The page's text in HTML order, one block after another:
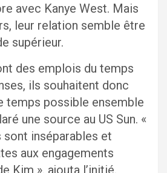
avec Kanye West. Mais
leur relation semble être
supérieur.
des emplois du temps
ils souhaitent donc
temps possible ensemble
une source au US Sun. «
sont inséparables et
aux engagements
Kim », ajouta l’initié.